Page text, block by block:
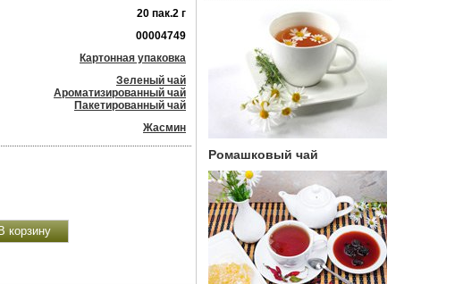
20 пак.2 г
00004749
Картонная упаковка
Зеленый чай
Ароматизированный чай
Пакетированный чай
Жасмин
Ромашковый чай